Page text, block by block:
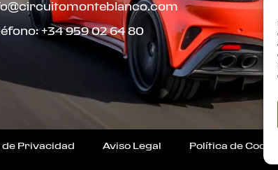
+34 959 02 64 80
de Privacidad Aviso Legal Política de